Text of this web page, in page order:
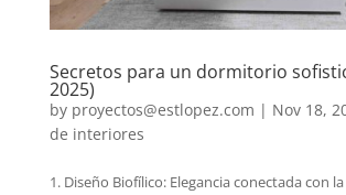
Secretos para un dormitorio
2025)
by proyectos@estlopez.com | Nov 18,
de interiores
1. Diseño Biofílico: Elegancia conectada con